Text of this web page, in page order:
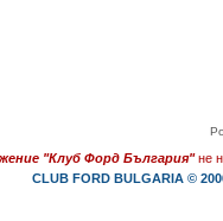
"Клуб Форд България" не
CLUB FORD BULGARIA ©